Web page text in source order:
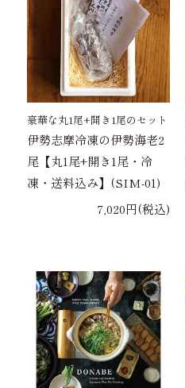
豪華な丸1尾+開き1尾のセット
伊勢志摩冷凍の伊勢海老2
尾【丸1尾+開き1尾・冷
凍・送料込み】(SIM-01)
7,020円(税込)